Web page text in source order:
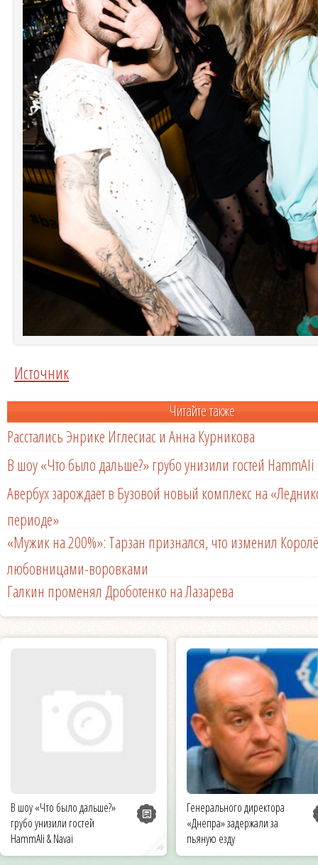
Источник
Читайте также
Расстались Энрике Иглесиас и Анна Курникова
В шоу «Что было дальше?» грубо унизили гостей HammAli
Авербух зарождает в Бузовой новый комплекс на
периоде»
«Мужик на 200%»: Тарзан признался, что изменил
любовницами-воровками
Галкин променял Дроботенко на Лазарева
В шоу «Что было дальше?»
грубо унизили гостей
HammAli & Navai
Генерального директора
«Днепра» задержали за
пьяную езду